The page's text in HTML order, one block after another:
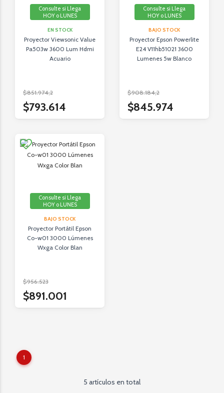
Consulte si Llega
HOY o LUNES
EN STOCK
Proyector Viewsonic Value
Pa503w 3600 Lum Hdmi
Acuario
$851.974,2
$793.614
Consulte si Llega
HOY o LUNES
BAJO STOCK
Proyector Epson Powerlite
E24 V11hb51021 3600
Lumenes 5w Blanco
$908.184,2
$845.974
Consulte si Llega
HOY o LUNES
BAJO STOCK
Proyector Portátil Epson
Co-w01 3000 Lúmenes
Wxga Color Blan
$956.523
$891.001
1
5 artículos en total